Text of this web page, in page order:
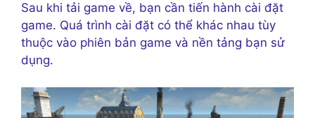
Sau khi tải game về, bạn cần tiến hành cài đặt
game. Quá trình cài đặt có thể khác nhau tùy
thuộc vào phiên bản game và nền tảng bạn sử
dụng.